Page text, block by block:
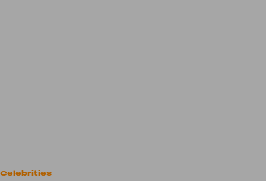
Celebrities